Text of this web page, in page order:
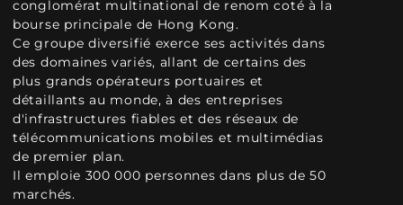
conglomérat multinational de renom coté à la
bourse principale de Hong Kong.
Ce groupe diversifié exerce ses activités dans
des domaines variés, allant de certains des
plus grands opérateurs portuaires et
détaillants au monde, à des entreprises
d'infrastructures fiables et des réseaux de
télécommunications mobiles et multimédias
de premier plan.
Il emploie 300 000 personnes dans plus de 50
marchés.